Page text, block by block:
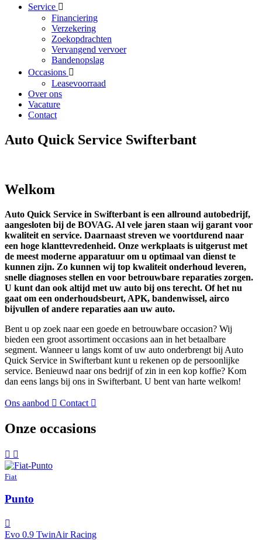
Service
Financiering
Verzekering
Zoekopdrachten
Vervangend vervoer
Bandenopslag
Occasions
Leasevoorraad
Over ons
Vacature
Contact
Auto Quick Service Swifterbant
Welkom
Auto Quick Service in Swifterbant is een allround autobedrijf,
aangesloten bij de BOVAG. Al vele jaren staan wij garant voor
kwaliteit en service. Daarnaast streven we voortdurend naar
een hoge klanttevredenheid. Onze werkplaats is uitgerust met
de meest moderne apparatuur om u optimaal van dienst te
kunnen zijn. Zo kunnen wij top kwaliteit onderhoud leveren,
snelle diagnoses stellen en voor betrouwbare reparaties zorgen.
U kunt dan ook altijd met uw auto bij ons terecht. Of het nu
gaat om een onderhoudsbeurt, APK, bandenwissel, airco
bijvullen of andere reparaties aan uw auto.
Bent u op zoek naar een goede en betrouwbare occasion? Wij
bieden een groot assortiment occasions aan in het betaalbare
segment. Wanneer u langs komt of uw auto onderbrengt bij Auto
Quick Service in Swifterbant kunt u rekenen op de persoonlijke
service. Benieuwd naar ons bedrijf of zin in een kop koffie? Kom
dan eens langs bij ons in Swifterbant. U bent van harte welkom!
Ons aanbod Contact
Onze occasions
Fiat
Punto
Evo 0.9 TwinAir Racing